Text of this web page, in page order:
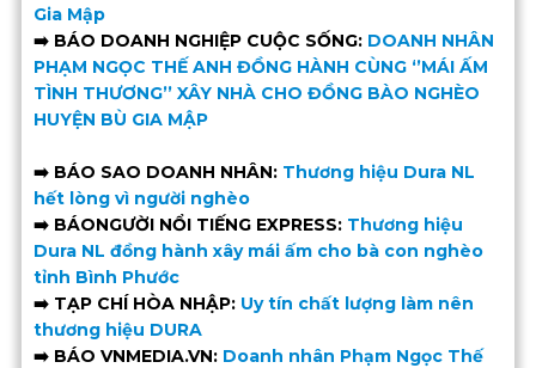
Gia Mập
➡️ BÁO DOANH NGHIỆP CUỘC SỐNG: DOANH NHÂN
PHẠM NGỌC THẾ ANH ĐỒNG HÀNH CÙNG ‘’MÁI ẤM
TÌNH THƯƠNG’’ XÂY NHÀ CHO ĐỒNG BÀO NGHÈO
HUYỆN BÙ GIA MẬP
➡️ BÁO SAO DOANH NHÂN: Thương hiệu Dura NL
hết lòng vì người nghèo
➡️ BÁONGƯỜI NỔI TIẾNG EXPRESS: Thương hiệu
Dura NL đồng hành xây mái ấm cho bà con nghèo
tỉnh Bình Phước
➡️ TẠP CHÍ HÒA NHẬP: Uy tín chất lượng làm nên
thương hiệu DURA
➡️ BÁO VNMEDIA.VN: Doanh nhân Phạm Ngọc Thế